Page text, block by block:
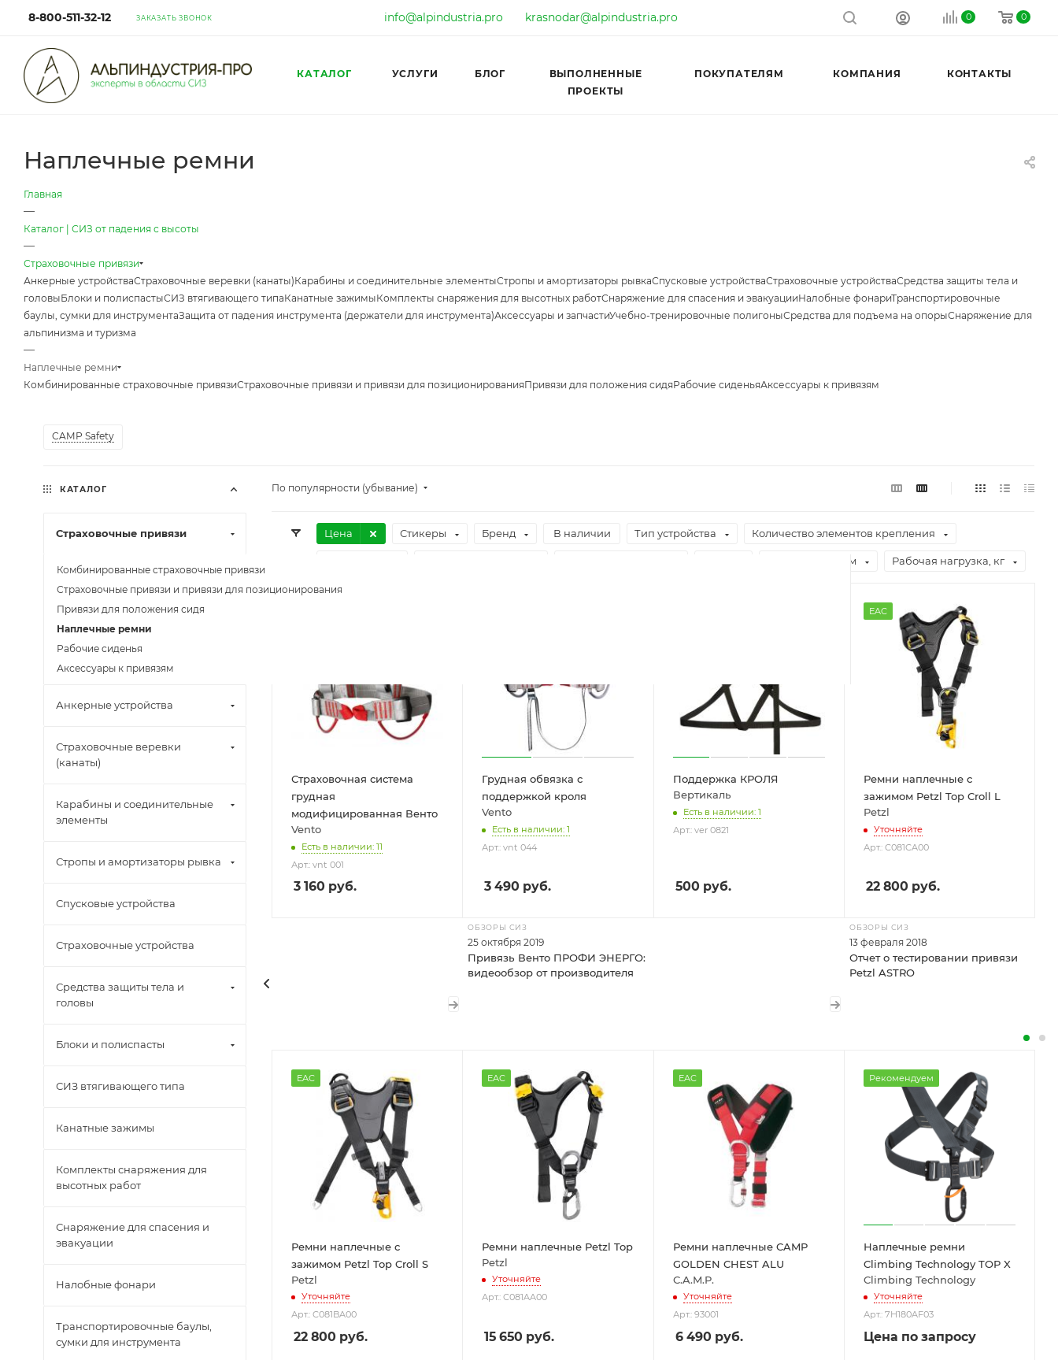
8-800-511-32-12 ЗАКАЗАТЬ ЗВОНОК info@alpindustria.pro krasnodar@alpindustria.pro 0 0
КАТАЛОГ УСЛУГИ БЛОГ
ВЫПОЛНЕННЫЕ
ПРОЕКТЫ
ПОКУПАТЕЛЯМ КОМПАНИЯ КОНТАКТЫ
Наплечные ремни
Главная
—
Каталог | СИЗ от падения с высоты
—
Страховочные привязи
Анкерные устройстваСтраховочные веревки (канаты)Карабины и соединительные элементыСтропы и амортизаторы рывкаСпусковые устройстваСтраховочные устройстваСредства защиты тела и
головыБлоки и полиспастыСИЗ втягивающего типаКанатные зажимыКомплекты снаряжения для высотных работСнаряжение для спасения и эвакуацииНалобные фонариТранспортировочные
баулы, сумки для инструментаЗащита от падения инструмента (держатели для инструмента)Аксессуары и запчастиУчебно-тренировочные полигоныСредства для подъема на опорыСнаряжение для
альпинизма и туризма
—
Наплечные ремни
Комбинированные страховочные привязиСтраховочные привязи и привязи для позиционированияПривязи для положения сидяРабочие сиденьяАксессуары к привязям
CAMP Safety
По популярности (убывание)
Цена Стикеры Бренд В наличии Тип устройства Количество элементов крепления
Обхват груди, см Рабочая нагрузка, кг
Страховочная система
грудная
модифицированная Венто
Vento
Есть в наличии: 11
Арт.: vnt 001
3 160 руб.
Грудная обвязка с
поддержкой кроля
Vento
Есть в наличии: 1
Арт.: vnt 044
3 490 руб.
Поддержка КРОЛЯ
Вертикаль
Есть в наличии: 1
Арт.: ver 0821
500 руб.
EAC
Ремни наплечные с
зажимом Petzl Top Croll L
Petzl
Уточняйте
Арт.: C081CA00
22 800 руб.
ОБЗОРЫ СИЗ
25 октября 2019
Привязь Венто ПРОФИ ЭНЕРГО:
видеообзор от производителя
ОБЗОРЫ СИЗ
13 февраля 2018
Отчет о тестировании привязи
Petzl ASTRO
EAC
Ремни наплечные с
зажимом Petzl Top Croll S
Petzl
Уточняйте
Арт.: C081BA00
22 800 руб.
EAC
Ремни наплечные Petzl Top
Petzl
Уточняйте
Арт.: C081AA00
15 650 руб.
EAC
Ремни наплечные CAMP
GOLDEN CHEST ALU
C.A.M.P.
Уточняйте
Арт.: 93001
6 490 руб.
Рекомендуем
Наплечные ремни
Climbing Technology TOP X
Climbing Technology
Уточняйте
Арт.: 7H180AF03
Цена по запросу
КАТАЛОГ
Страховочные привязи
Комбинированные страховочные привязи
Страховочные привязи и привязи для позиционирования
Привязи для положения сидя
Наплечные ремни
Рабочие сиденья
Аксессуары к привязям
Анкерные устройства
Страховочные веревки
(канаты)
Карабины и соединительные
элементы
Стропы и амортизаторы рывка
Спусковые устройства
Страховочные устройства
Средства защиты тела и
головы
Блоки и полиспасты
СИЗ втягивающего типа
Канатные зажимы
Комплекты снаряжения для
высотных работ
Снаряжение для спасения и
эвакуации
Налобные фонари
Транспортировочные баулы,
сумки для инструмента